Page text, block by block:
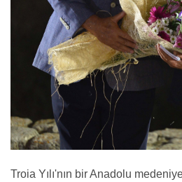
Troia Yılı'nın bir Anadolu